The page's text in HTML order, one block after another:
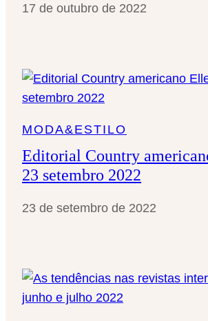
17 de outubro de 2022
MODA&ESTILO
Editorial Country
23 setembro 2022
23 de setembro de 2022